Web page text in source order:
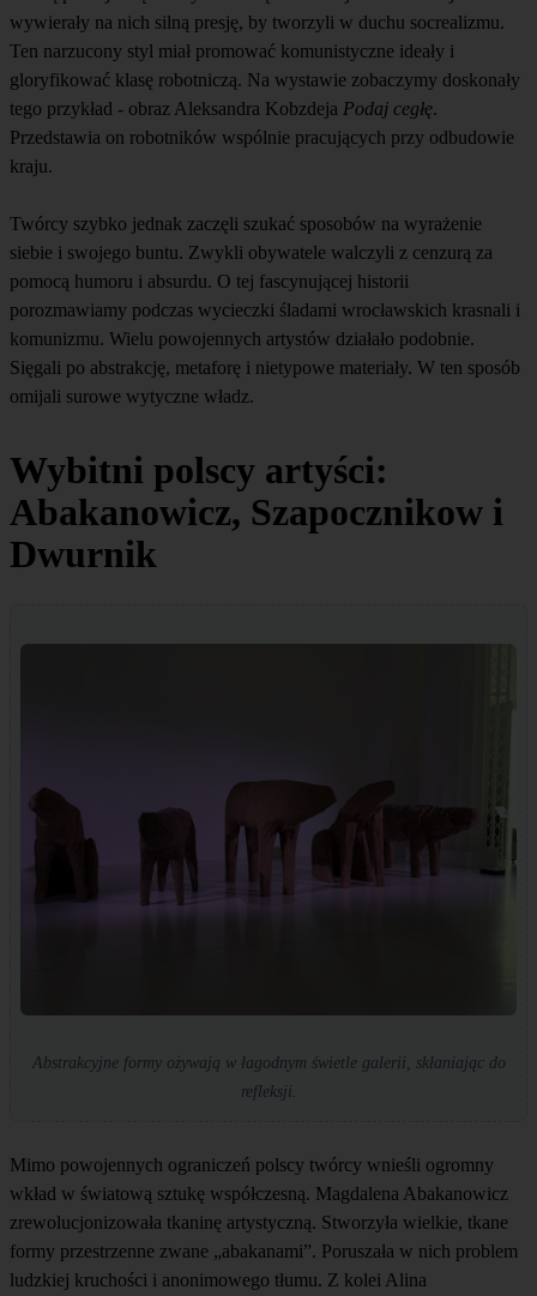
wywierały na nich silną presję, by tworzyli w duchu socrealizmu.
Ten narzucony styl miał promować komunistyczne ideały i
gloryfikować klasę robotniczą. Na wystawie zobaczymy doskonały
tego przykład - obraz Aleksandra Kobzdeja Podaj cegłę.
Przedstawia on robotników wspólnie pracujących przy odbudowie
kraju.
Twórcy szybko jednak zaczęli szukać sposobów na wyrażenie
siebie i swojego buntu. Zwykli obywatele walczyli z cenzurą za
pomocą humoru i absurdu. O tej fascynującej historii
porozmawiamy podczas wycieczki śladami wrocławskich krasnali i
komunizmu. Wielu powojennych artystów działało podobnie.
Sięgali po abstrakcję, metaforę i nietypowe materiały. W ten sposób
omijali surowe wytyczne władz.
Wybitni polscy artyści:
Abakanowicz, Szapocznikow i
Dwurnik
Abstrakcyjne formy ożywają w łagodnym świetle galerii, skłaniając do
refleksji.
Mimo powojennych ograniczeń polscy twórcy wnieśli ogromny
wkład w światową sztukę współczesną. Magdalena Abakanowicz
zrewolucjonizowała tkaninę artystyczną. Stworzyła wielkie, tkane
formy przestrzenne zwane „abakanami”. Poruszała w nich problem
ludzkiej kruchości i anonimowego tłumu. Z kolei Alina